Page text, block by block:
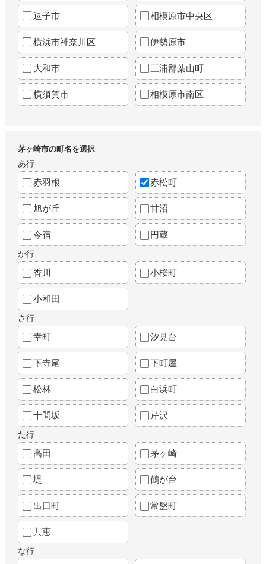
逗子市 相模原市中央区
横浜市神奈川区 伊勢原市
大和市 三浦郡葉山町
横須賀市 相模原市南区
茅ヶ崎市の町名を選択
あ行
赤羽根 赤松町
旭が丘 甘沼
今宿 円蔵
か行
香川 小桜町
小和田
さ行
幸町 汐見台
下寺尾 下町屋
松林 白浜町
十間坂 芹沢
た行
高田 茅ヶ崎
堤 鶴が台
出口町 常盤町
共恵
な行